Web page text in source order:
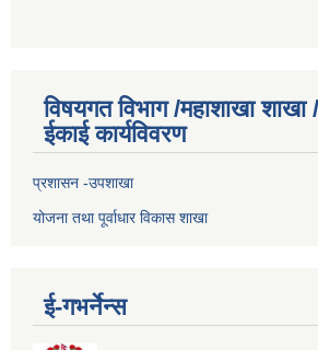
विषयगत विभाग /महाशाखा
ईकाई कार्यविवरण
प्रशासन -उपशाखा
योजना तथा पूर्वाधार विकास शाखा
ई-गभर्नेन्स